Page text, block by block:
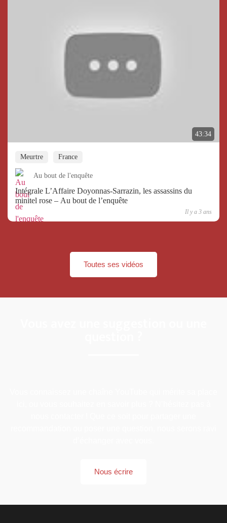
43:34
Meurtre France
Au bout de l'enquête
Intégrale L’Affaire Doyonnas-Sarrazin, les assassins du
minitel rose – Au bout de l’enquête
Il y a 3 ans
Toutes ses vidéos
Nous écrire